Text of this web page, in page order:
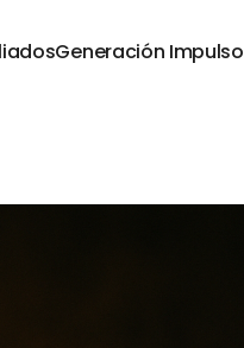
Generación Impulso